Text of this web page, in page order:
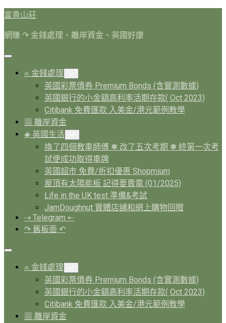
Skip
to
content
富貴山莊
網賺 ↷ 金錢處理、離岸資金、英國好康
Expand
⍝ 金錢處理
Child
Menu
英國彩票債券 Premium Bonds (含實測數據)
英國銀行的小金額高利率活期存款( Oct 2023)
Citibank 免費匯款 入美金/港元範例教學
▦ 離岸資金
◈ 英國生活
Child
Menu
換了四個教車師傅 ❃ 改了五次考期 ❃ 終第一次考
試便成功取得車牌
英國超市 免費/折扣優惠 Shopmium
屋頂有太陽能板 記得要賣電 (01/2025)
Life in the UK test 準備&考試
JamDoughnut 實體店舖和網上購物回贈
⇢ Telegram ⇠
↷ 舊板面 ↶
Expand
⍝ 金錢處理
Child
Menu
英國彩票債券 Premium Bonds (含實測數據)
英國銀行的小金額高利率活期存款( Oct 2023)
Citibank 免費匯款 入美金/港元範例教學
▦ 離岸資金